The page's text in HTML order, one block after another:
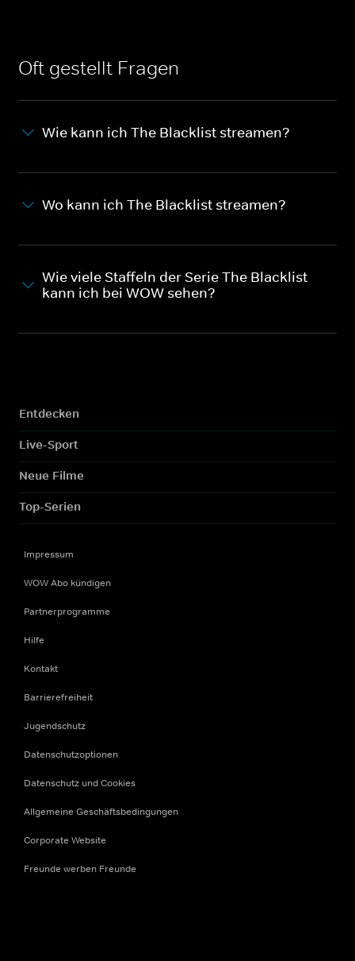
Oft gestellt Fragen
Wie kann ich The Blacklist streamen?
Wo kann ich The Blacklist streamen?
Wie viele Staffeln der Serie The Blacklist
kann ich bei WOW sehen?
Entdecken
Live-Sport
Neue Filme
Top-Serien
Impressum
WOW Abo kündigen
Partnerprogramme
Hilfe
Kontakt
Barrierefreiheit
Jugendschutz
Datenschutzoptionen
Datenschutz und Cookies
Allgemeine Geschäftsbedingungen
Corporate Website
Freunde werben Freunde